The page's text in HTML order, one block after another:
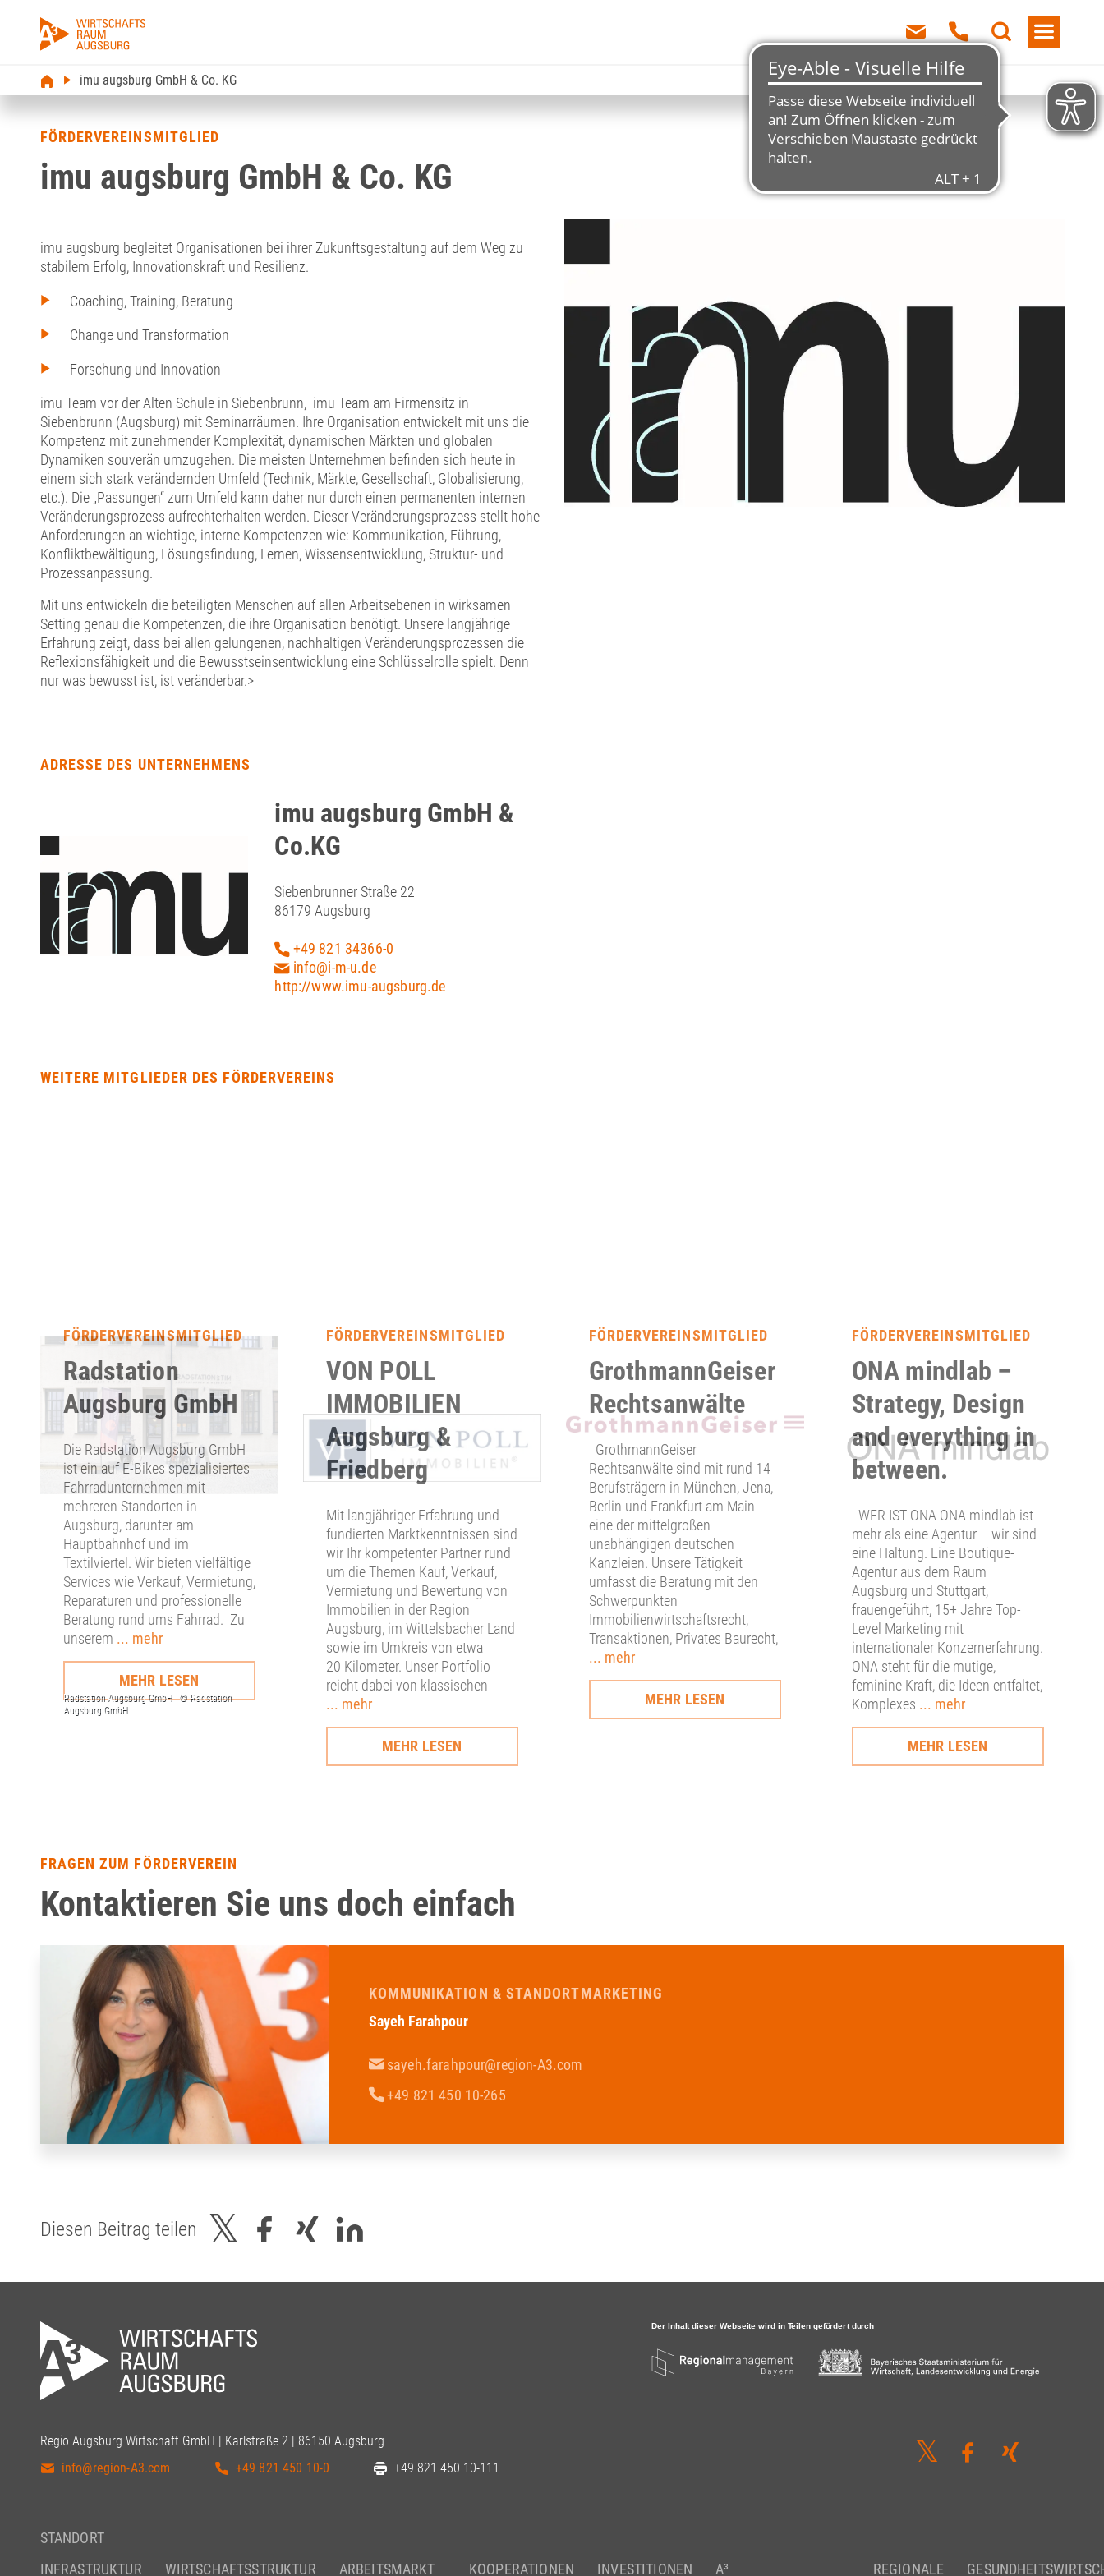
imu augsburg GmbH & Co. KG
FÖRDERVEREINSMITGLIED
imu augsburg GmbH & Co. KG
imu augsburg begleitet Organisationen bei ihrer Zukunftsgestaltung auf dem Weg zu
stabilem Erfolg, Innovationskraft und Resilienz.
Coaching, Training, Beratung
Change und Transformation
Forschung und Innovation
imu Team vor der Alten Schule in Siebenbrunn, imu Team am Firmensitz in
Siebenbrunn (Augsburg) mit Seminarräumen. Ihre Organisation entwickelt mit uns die
Kompetenz mit zunehmender Komplexität, dynamischen Märkten und globalen
Dynamiken souverän umzugehen. Die meisten Unternehmen befinden sich heute in
einem sich stark verändernden Umfeld (Technik, Märkte, Gesellschaft, Globalisierung,
etc.). Die „Passungen“ zum Umfeld kann daher nur durch einen permanenten internen
Veränderungsprozess aufrechterhalten werden. Dieser Veränderungsprozess stellt hohe
Anforderungen an wichtige, interne Kompetenzen wie: Kommunikation, Führung,
Konfliktbewältigung, Lösungsfindung, Lernen, Wissensentwicklung, Struktur- und
Prozessanpassung.
Mit uns entwickeln die beteiligten Menschen auf allen Arbeitsebenen in wirksamen
Setting genau die Kompetenzen, die ihre Organisation benötigt. Unsere langjährige
Erfahrung zeigt, dass bei allen gelungenen, nachhaltigen Veränderungsprozessen die
Reflexionsfähigkeit und die Bewusstseinsentwicklung eine Schlüsselrolle spielt. Denn
nur was bewusst ist, ist veränderbar.>
ADRESSE DES UNTERNEHMENS
imu augsburg GmbH &
Co.KG
Siebenbrunner Straße 22
86179 Augsburg
+49 821 34366-0
info@i-m-u.de
http://www.imu-augsburg.de
WEITERE MITGLIEDER DES FÖRDERVEREINS
FÖRDERVEREINSMITGLIED
Radstation
Augsburg GmbH
Die Radstation Augsburg GmbH
ist ein auf E-Bikes spezialisiertes
Fahrradunternehmen mit
mehreren Standorten in
Augsburg, darunter am
Hauptbahnhof und im
Textilviertel. Wir bieten vielfältige
Services wie Verkauf, Vermietung,
Reparaturen und professionelle
Beratung rund ums Fahrrad. Zu
unserem ... mehr
MEHR LESEN
FÖRDERVEREINSMITGLIED
VON POLL
IMMOBILIEN
Augsburg &
Friedberg
Mit langjähriger Erfahrung und
fundierten Marktkenntnissen sind
wir Ihr kompetenter Partner rund
um die Themen Kauf, Verkauf,
Vermietung und Bewertung von
Immobilien in der Region
Augsburg, im Wittelsbacher Land
sowie im Umkreis von etwa
20 Kilometer. Unser Portfolio
reicht dabei von klassischen
... mehr
MEHR LESEN
FÖRDERVEREINSMITGLIED
GrothmannGeiser
Rechtsanwälte
GrothmannGeiser
Rechtsanwälte sind mit rund 14
Berufsträgern in München, Jena,
Berlin und Frankfurt am Main
eine der mittelgroßen
unabhängigen deutschen
Kanzleien. Unsere Tätigkeit
umfasst die Beratung mit den
Schwerpunkten
Immobilienwirtschaftsrecht,
Transaktionen, Privates Baurecht,
... mehr
MEHR LESEN
FÖRDERVEREINSMITGLIED
ONA mindlab –
Strategy, Design
and everything in
between.
WER IST ONA ONA mindlab ist
mehr als eine Agentur – wir sind
eine Haltung. Eine Boutique-
Agentur aus dem Raum
Augsburg und Stuttgart,
frauengeführt, 15+ Jahre Top-
Level Marketing mit
internationaler Konzernerfahrung.
ONA steht für die mutige,
feminine Kraft, die Ideen entfaltet,
Komplexes ... mehr
MEHR LESEN
FRAGEN ZUM FÖRDERVEREIN
Kontaktieren Sie uns doch einfach
KOMMUNIKATION & STANDORTMARKETING
Sayeh Farahpour
sayeh.farahpour@region-A3.com
+49 821 450 10-265
Diesen Beitrag teilen
Regio Augsburg Wirtschaft GmbH | Karlstraße 2 | 86150 Augsburg
info@region-A3.com
+49 821 450 10-0 +49 821 450 10-111
STANDORT
INFRASTRUKTUR
WIRTSCHAFTSSTRUKTUR ARBEITSMARKT KOOPERATIONEN INVESTITIONEN A³ REGIONALE